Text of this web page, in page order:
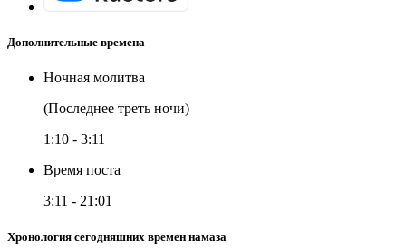
Дополнительные времена
Ночная молитва
(Последнее треть ночи)
1:10 - 3:11
Время поста
3:11 - 21:01
Хронология сегодняшних времен намаза